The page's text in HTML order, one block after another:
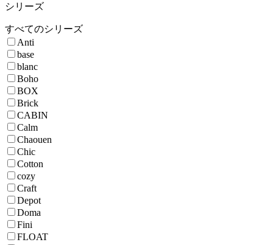
シリーズ
すべてのシリーズ
Anti
base
blanc
Boho
BOX
Brick
CABIN
Calm
Chaouen
Chic
Cotton
cozy
Craft
Depot
Doma
Fini
FLOAT